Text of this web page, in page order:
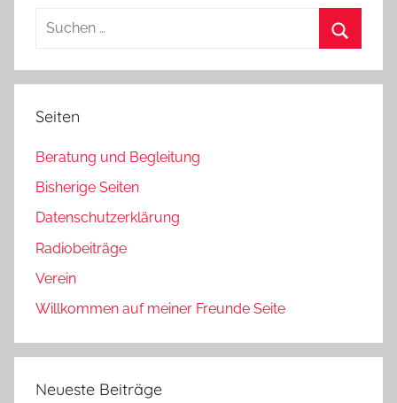
Beiträge
Suchen
Seiten
Beratung und Begleitung
Bisherige Seiten
Datenschutzerklärung
Radiobeiträge
Verein
Willkommen auf meiner Freunde Seite
Neueste Beiträge